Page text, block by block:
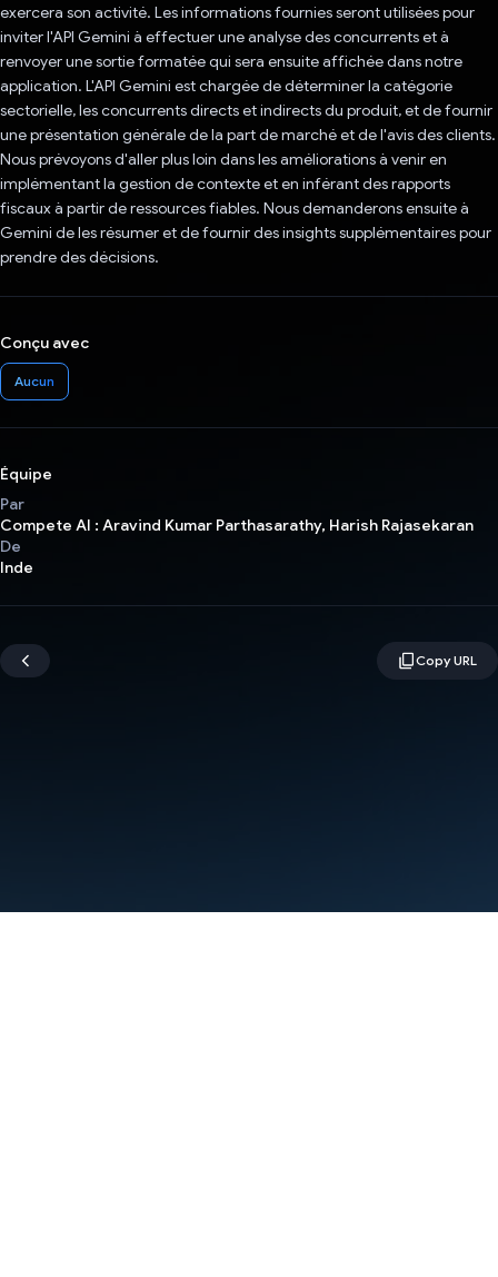
exercera son activité. Les informations fournies seront utilisées pour
inviter l'API Gemini à effectuer une analyse des concurrents et à
renvoyer une sortie formatée qui sera ensuite affichée dans notre
application. L'API Gemini est chargée de déterminer la catégorie
sectorielle, les concurrents directs et indirects du produit, et de fournir
une présentation générale de la part de marché et de l'avis des clients.
Nous prévoyons d'aller plus loin dans les améliorations à venir en
implémentant la gestion de contexte et en inférant des rapports
fiscaux à partir de ressources fiables. Nous demanderons ensuite à
Gemini de les résumer et de fournir des insights supplémentaires pour
prendre des décisions.
Conçu avec
Aucun
Équipe
Par
Compete AI : Aravind Kumar Parthasarathy, Harish Rajasekaran
De
Inde